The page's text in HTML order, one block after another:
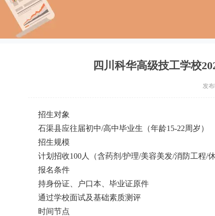
四川科华高级技工学校
发布
招生对象
石渠县应往届初中/高中毕业生（年龄15-22周岁）
招生规模
计划招收100人（含药剂/护理/美容美发/消防工程/
报名条件
持身份证、户口本、毕业证原件
通过学校面试及基础素质测评
时间节点